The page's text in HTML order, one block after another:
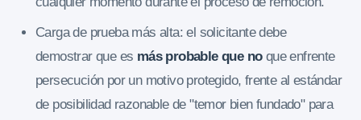
Carga de prueba más alta: el solicitante debe
demostrar que es más probable que noque enfrente
persecución por un motivo protegido, frente al estándar
de posibilidad razonable de "temor bien fundado" para